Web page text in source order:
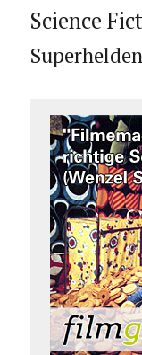
Science
Superhelden